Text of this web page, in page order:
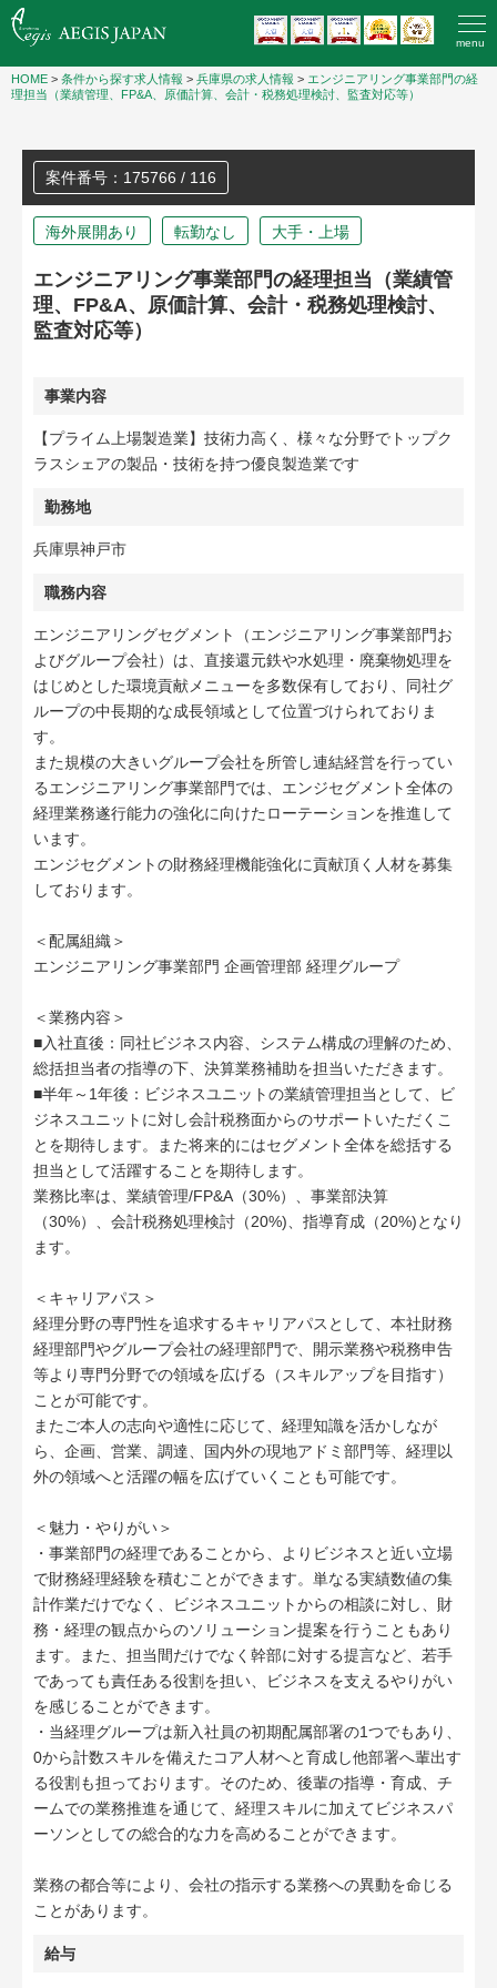
menu
HOME > 条件から探す求人情報 > 兵庫県の求人情報 > エンジニアリング事業部門の経
理担当（業績管理、FP&A、原価計算、会計・税務処理検討、監査対応等）
案件番号：175766 / 116
海外展開あり 転勤なし 大手・上場
エンジニアリング事業部門の経理担当（業績管
理、FP&A、原価計算、会計・税務処理検討、
監査対応等）
事業内容
【プライム上場製造業】技術力高く、様々な分野でトップク
ラスシェアの製品・技術を持つ優良製造業です
勤務地
兵庫県神戸市
職務内容
エンジニアリングセグメント（エンジニアリング事業部門お
よびグループ会社）は、直接還元鉄や水処理・廃棄物処理を
はじめとした環境貢献メニューを多数保有しており、同社グ
ループの中長期的な成長領域として位置づけられておりま
す。
また規模の大きいグループ会社を所管し連結経営を行ってい
るエンジニアリング事業部門では、エンジセグメント全体の
経理業務遂行能力の強化に向けたローテーションを推進して
います。
エンジセグメントの財務経理機能強化に貢献頂く人材を募集
しております。
＜配属組織＞
エンジニアリング事業部門 企画管理部 経理グループ
＜業務内容＞
■入社直後：同社ビジネス内容、システム構成の理解のため、
総括担当者の指導の下、決算業務補助を担当いただきます。
■半年～1年後：ビジネスユニットの業績管理担当として、ビ
ジネスユニットに対し会計税務面からのサポートいただくこ
とを期待します。また将来的にはセグメント全体を総括する
担当として活躍することを期待します。
業務比率は、業績管理/FP&A（30%）、事業部決算
（30%）、会計税務処理検討（20%)、指導育成（20%)となり
ます。
＜キャリアパス＞
経理分野の専門性を追求するキャリアパスとして、本社財務
経理部門やグループ会社の経理部門で、開示業務や税務申告
等より専門分野での領域を広げる（スキルアップを目指す）
ことが可能です。
またご本人の志向や適性に応じて、経理知識を活かしなが
ら、企画、営業、調達、国内外の現地アドミ部門等、経理以
外の領域へと活躍の幅を広げていくことも可能です。
＜魅力・やりがい＞
・事業部門の経理であることから、よりビジネスと近い立場
で財務経理経験を積むことができます。単なる実績数値の集
計作業だけでなく、ビジネスユニットからの相談に対し、財
務・経理の観点からのソリューション提案を行うこともあり
ます。また、担当間だけでなく幹部に対する提言など、若手
であっても責任ある役割を担い、ビジネスを支えるやりがい
を感じることができます。
・当経理グループは新入社員の初期配属部署の1つでもあり、
0から計数スキルを備えたコア人材へと育成し他部署へ輩出す
る役割も担っております。そのため、後輩の指導・育成、チ
ームでの業務推進を通じて、経理スキルに加えてビジネスパ
ーソンとしての総合的な力を高めることができます。
業務の都合等により、会社の指示する業務への異動を命じる
ことがあります。
給与